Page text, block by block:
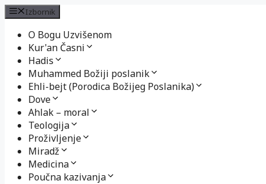
Izbornik
O Bogu Uzvišenom
Kur'an Časni
Hadis
Muhammed Božiji poslanik
Ehli-bejt (Porodica Božijeg Poslanika)
Dove
Ahlak – moral
Teologija
Proživljenje
Miradž
Medicina
Poučna kazivanja